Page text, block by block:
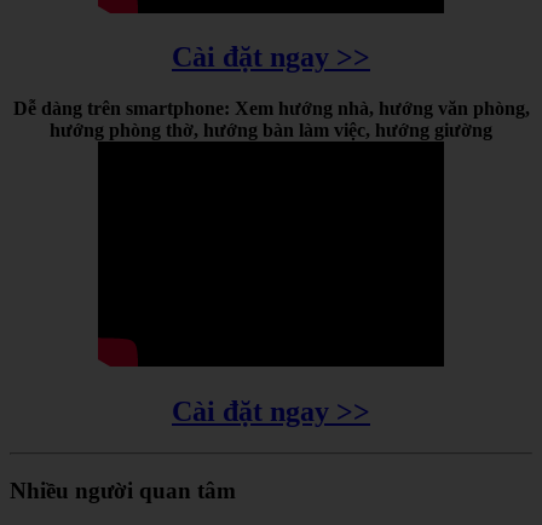
Cài đặt ngay >>
Dễ dàng trên smartphone: Xem hướng nhà, hướng văn phòng,
hướng phòng thờ, hướng bàn làm việc, hướng giường
Cài đặt ngay >>
Nhiều người quan tâm